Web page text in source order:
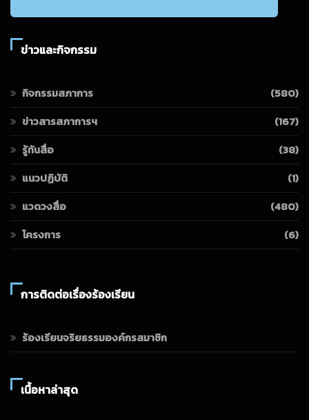
ข่าวและกิจกรรม
กิจกรรมสภาการ
(580)
ข่าวสารสภาการฯ
(167)
รู้ทันสื่อ
(38)
แนวปฏิบัติ
(1)
แวดวงสื่อ
(480)
โครงการ
(6)
การติดต่อเรื่องร้องเรียน
ร้องเรียนจริยธรรมองค์กรสมาชิก
เนื้อหาล่าสุด